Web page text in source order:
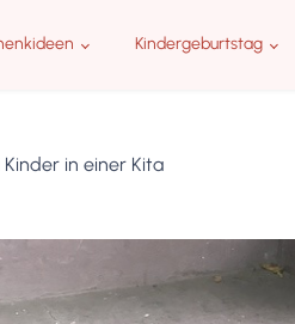
Kindergeburtstag
in einer Kita